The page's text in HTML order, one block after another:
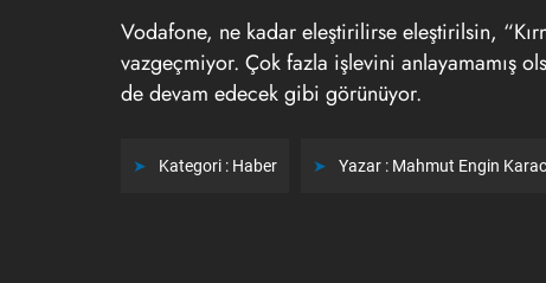
Vodafone, ne kadar eleştirilirse eleştirilsin,
vazgeçmiyor. Çok fazla işlevini anlayamamış
de devam edecek gibi görünüyor.
Kategori : Haber Yazar : Mahmut Engin